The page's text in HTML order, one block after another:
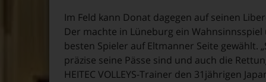
Im Feld kann Donat dagegen auf seinen
Der machte in Lüneburg ein
besten Spieler auf Eltmanner Seite gewählt.
präzise seine Pässe sind und auch die
HEITEC VOLLEYS-Trainer den 31jährigen